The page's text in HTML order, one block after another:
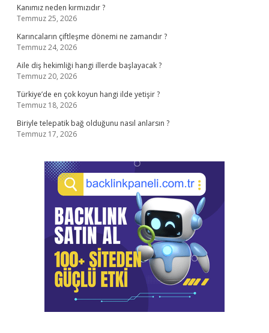
Kanımız neden kırmızıdır ?
Temmuz 25, 2026
Karıncaların çiftleşme dönemi ne zamandır ?
Temmuz 24, 2026
Aile diş hekimliği hangi illerde başlayacak ?
Temmuz 20, 2026
Türkiye’de en çok koyun hangi ilde yetişir ?
Temmuz 18, 2026
Biriyle telepatik bağ olduğunu nasıl anlarsın ?
Temmuz 17, 2026